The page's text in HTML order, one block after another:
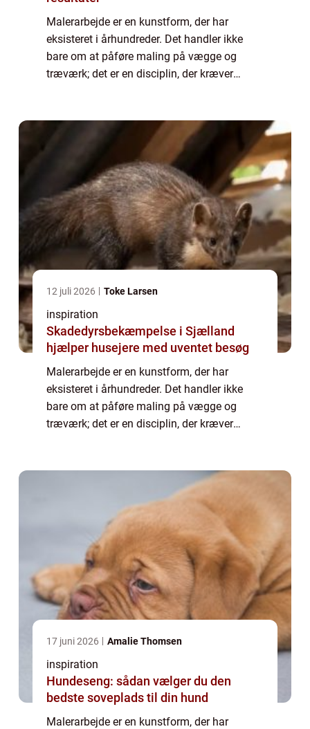
Malerarbejde er en kunstform, der har
eksisteret i århundreder. Det handler ikke
bare om at påføre maling på vægge og
træværk; det er en disciplin, der kræver
12 juli 2026 Toke Larsen
inspiration
Skadedyrsbekæmpelse i Sjælland
hjælper husejere med uventet besøg
Malerarbejde er en kunstform, der har
eksisteret i århundreder. Det handler ikke
bare om at påføre maling på vægge og
træværk; det er en disciplin, der kræver
17 juni 2026 Amalie Thomsen
inspiration
Hundeseng: sådan vælger du den
bedste soveplads til din hund
Malerarbejde er en kunstform, der har